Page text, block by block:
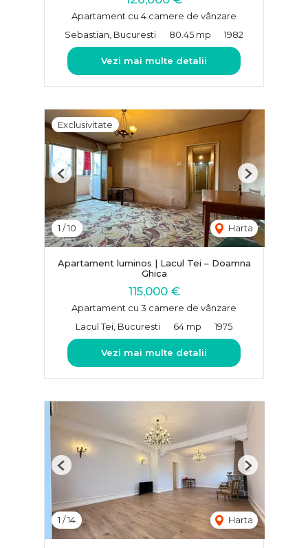
Apartament cu 4 camere de vânzare
Sebastian, Bucuresti
80.45 mp 1982
Vezi mai multe detalii
Exclusivitate
1 /10 Harta
Previous Next
Apartament luminos | Lacul Tei – Doamna
Ghica
115,000 €
Apartament cu 3 camere de vânzare
Lacul Tei, Bucuresti
64 mp 1975
Vezi mai multe detalii
1 /14 Harta
Previous Next